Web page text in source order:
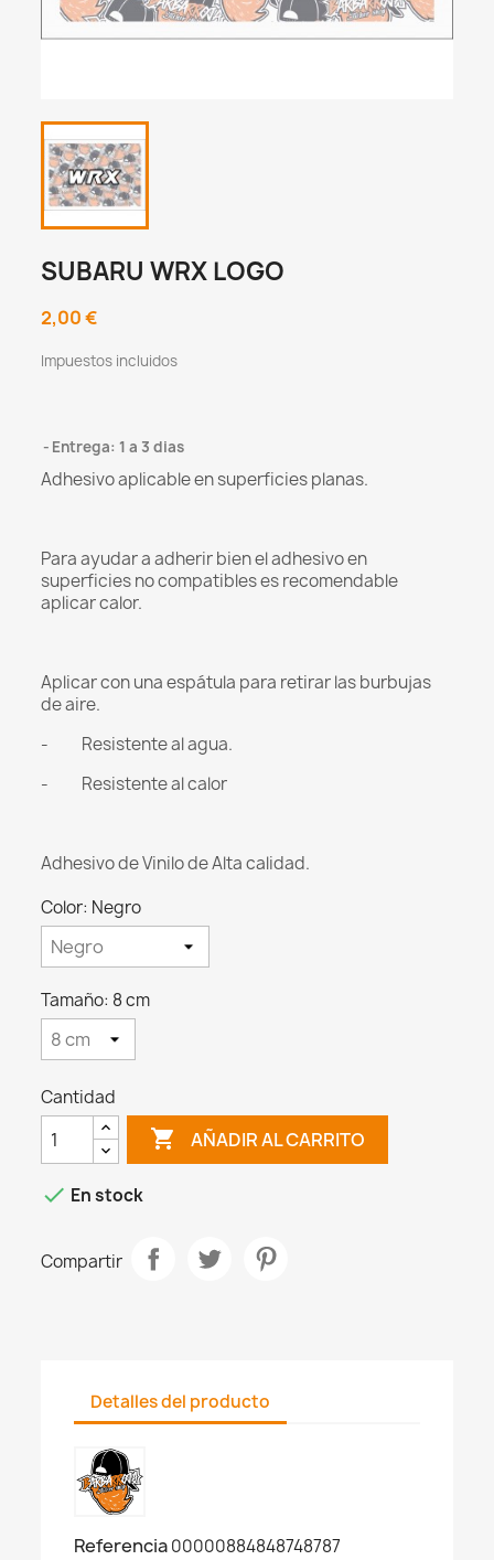
SUBARU WRX LOGO
2,00 €
Impuestos incluidos
Entrega: 1 a 3 dias
Adhesivo aplicable en superficies planas.
Para ayudar a adherir bien el adhesivo en
superficies no compatibles es recomendable
aplicar calor.
Aplicar con una espátula para retirar las burbujas
de aire.
- Resistente al agua.
- Resistente al calor
Adhesivo de Vinilo de Alta calidad.
Color: Negro
Tamaño: 8 cm
Cantidad
 AÑADIR AL CARRITO
 En stock
Compartir
Detalles del producto
Referencia00000884848748787